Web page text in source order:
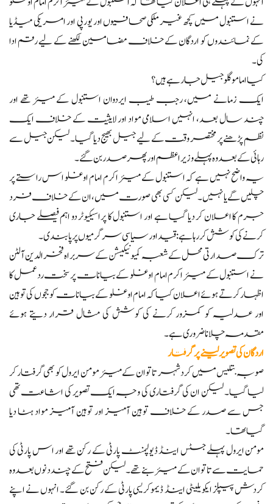
نے استنبول میں کچھ غیر ملکی صحافیوں اور یورپی اور امریکی میڈیا
کے نمائندوں کو اردگان کے خلاف مضامین لکھنے کے لیے رقم ادا
کی۔
کیا اماموگلو جیل جا رہے ہیں؟
ایک زمانے میں، رجب طیب ایردوان استنبول کے میئر تھے اور
چند سال بعد، انہیں اسلامی مواد اور لایثیت کے خلاف ایک
نظم پڑھنے پر مختصر وقت کے لیے جیل بھیج دیا گیا۔ لیکن جیل سے
رہائی کے بعد وہ پہلے وزیراعظم اور پھر صدر بن گئے۔
یہ واضح نہیں ہے کہ استنبول کے میئر اکرم امام اوغلو اس راستے پر
چلیں گے یا نہیں۔ لیکن کسی بھی صورت میں، ان کے خلاف فرد
جرم کا اعلان کر دیا گیا ہے اور استنبول کا پراسیکیوٹر دو اہم فیصلے جاری
کرنے کی کوشش کر رہا ہے: قید اور سیاسی سرگرمیوں پر پابندی۔
ترک صدارتی محل کے شعبہ کمیونیکیشن کے سربراہ فخرالدین آلٹن
نے استنبول کے میئر اکرم امام اوغلو کے بیانات پر سخت ردعمل کا
اظہار کرتے ہوئے اعلان کیا کہ امام اوغلو کے بیانات کو ججوں کی توہین
اور عدلیہ کو کمزور کرنے کی کوشش کی مثال قرار دیتے ہوئے
مقدمہ چلانا ضروری ہے۔
اردگان کی تصویر لینے پر گرفتار
صوبہ بتلیس میں کرد شہر تاتوان کے میئر مومن ایرول کو بھی گرفتار کر
لیا گیا۔ لیکن ان کی گرفتاری کی وجہ ایک تصویر کی اشاعت تھی
جس سے صدر کے خلاف توہین آمیز اور توہین آمیز مواد ہٹا دیا
گیا تھا۔
مومن ایرول پہلے جسٹس اینڈ ڈیولپمنٹ پارٹی کے رکن تھے اور اس پارٹی کی
حمایت سے تاتوان کے میئر بنے تھے۔ لیکن فتح کے چند دنوں بعد وہ
کردش پیپلز ایکویلیٹی اینڈ ڈیموکریسی پارٹی کے رکن بن گئے۔ انہوں نے اپنے